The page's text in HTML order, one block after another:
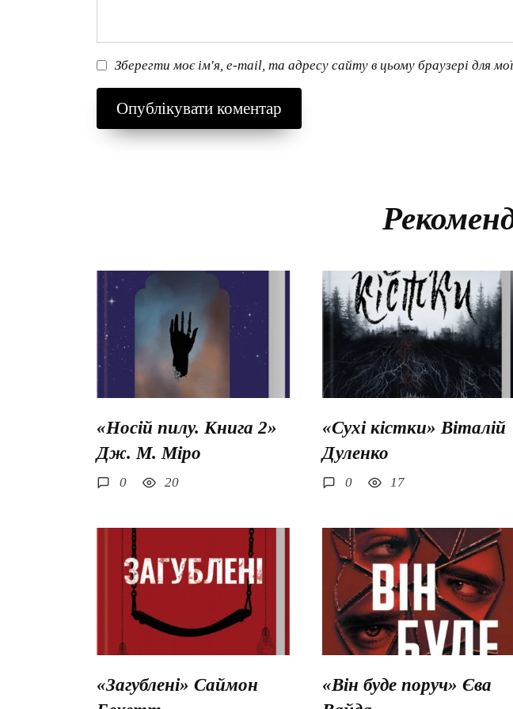
Зберегти моє ім'я, e-mail, та адресу сайту в цьому браузері для
«Носій пилу. Книга 2»
Дж. М. Міро
0 20
«Сухі кістки» Віталій
Дуленко
0 17
«Загублені» Саймон
«Він буде поруч» Єва